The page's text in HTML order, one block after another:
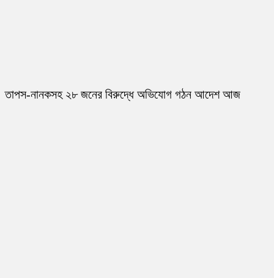
তাপস-নানকসহ ২৮ জনের বিরুদ্ধে অভিযোগ গঠন আদেশ আজ